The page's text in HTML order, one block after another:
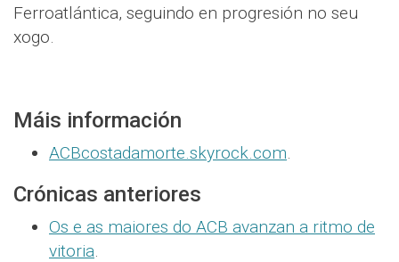
Ferroatlántica, seguindo en progresión no seu
xogo.
Máis información
ACBcostadamorte.skyrock.com
Crónicas anteriores
Os e as maiores do ACB avanzan a ritmo de
vitoria